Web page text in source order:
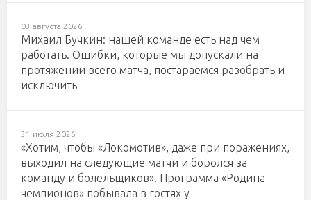
03 августа 2026
Михаил Бучкин: нашей команде есть над чем
работать. Ошибки, которые мы допускали на
протяжении всего матча, постараемся разобрать и
исключить
31 июля 2026
«Хотим, чтобы «Локомотив», даже при поражениях,
выходил на следующие матчи и боролся за
команду и болельщиков». Программа «Родина
чемпионов» побывала в гостях у